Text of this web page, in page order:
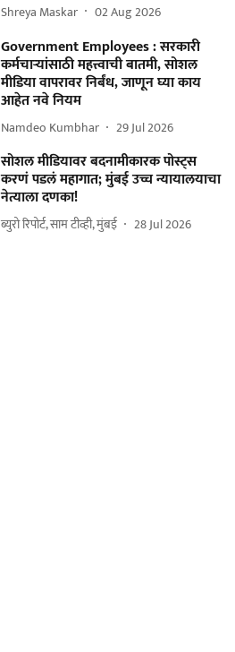
Shreya Maskar 02 Aug 2026
Government Employees : सरकारी
कर्मचाऱ्यांसाठी महत्त्वाची बातमी, सोशल
मीडिया वापरावर निर्बंध, जाणून घ्या काय
आहेत नवे नियम
Namdeo Kumbhar 29 Jul 2026
सोशल मीडियावर बदनामीकारक पोस्ट्स
करणं पडलं महागात; मुंबई उच्च न्यायालयाचा
नेत्याला दणका!
ब्युरो रिपोर्ट, साम टीव्ही, मुंबई 28 Jul 2026